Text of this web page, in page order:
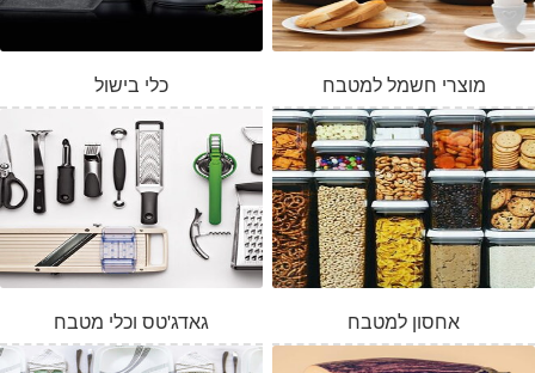
כלי בישול מוצרי חשמל למטבח
גאדג'טס וכלי מטבח אחסון למטבח